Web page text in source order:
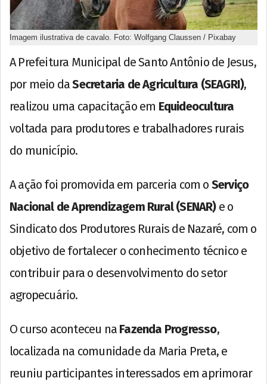
Imagem ilustrativa de cavalo. Foto: Wolfgang Claussen / Pixabay
A Prefeitura Municipal de Santo Antônio de Jesus,
por meio daSecretaria de Agricultura (SEAGRI),
realizou uma capacitação em Equideocultura
voltada para produtores e trabalhadores rurais
do município.
A ação foi promovida em parceria com o Serviço
Nacional de Aprendizagem Rural (SENAR)e o
Sindicato dos Produtores Rurais de Nazaré, com o
objetivo de fortalecer o conhecimento técnico e
contribuir para o desenvolvimento do setor
agropecuário.
O curso aconteceu na Fazenda Progresso,
localizada na comunidade da Maria Preta, e
reuniu participantes interessados em aprimorar